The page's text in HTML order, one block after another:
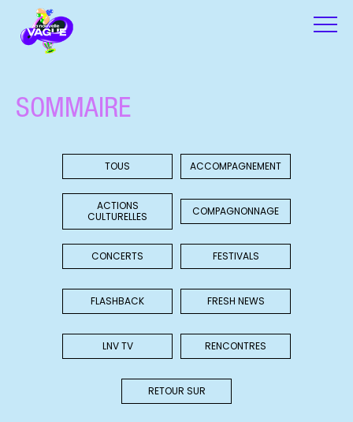
SOMMAIRE
TOUS ACCOMPAGNEMENT
ACTIONS
CULTURELLES
COMPAGNONNAGE
CONCERTS FESTIVALS
FLASHBACK FRESH NEWS
LNV TV RENCONTRES
RETOUR SUR